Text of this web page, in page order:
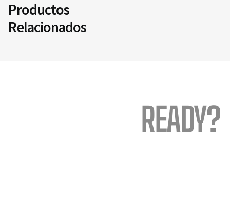
Productos
Relacionados
READY?